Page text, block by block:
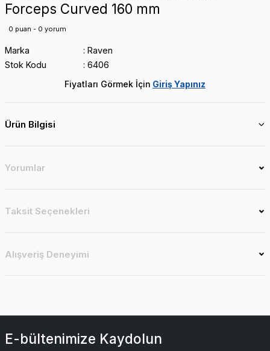
Forceps Curved 160 mm
0 puan - 0 yorum
Marka
Raven
Stok Kodu
6406
Fiyatları Görmek İçin Giriş Yapınız
Ürün Bilgisi
Yorumlar
Taksit Seçenekleri
Alışveriş Deneyimi
E-bültenimize Kaydolun